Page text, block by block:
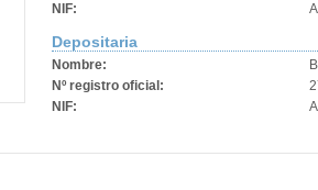
NIF:
Depositaria
Nombre:
Nº registro oficial:
NIF: